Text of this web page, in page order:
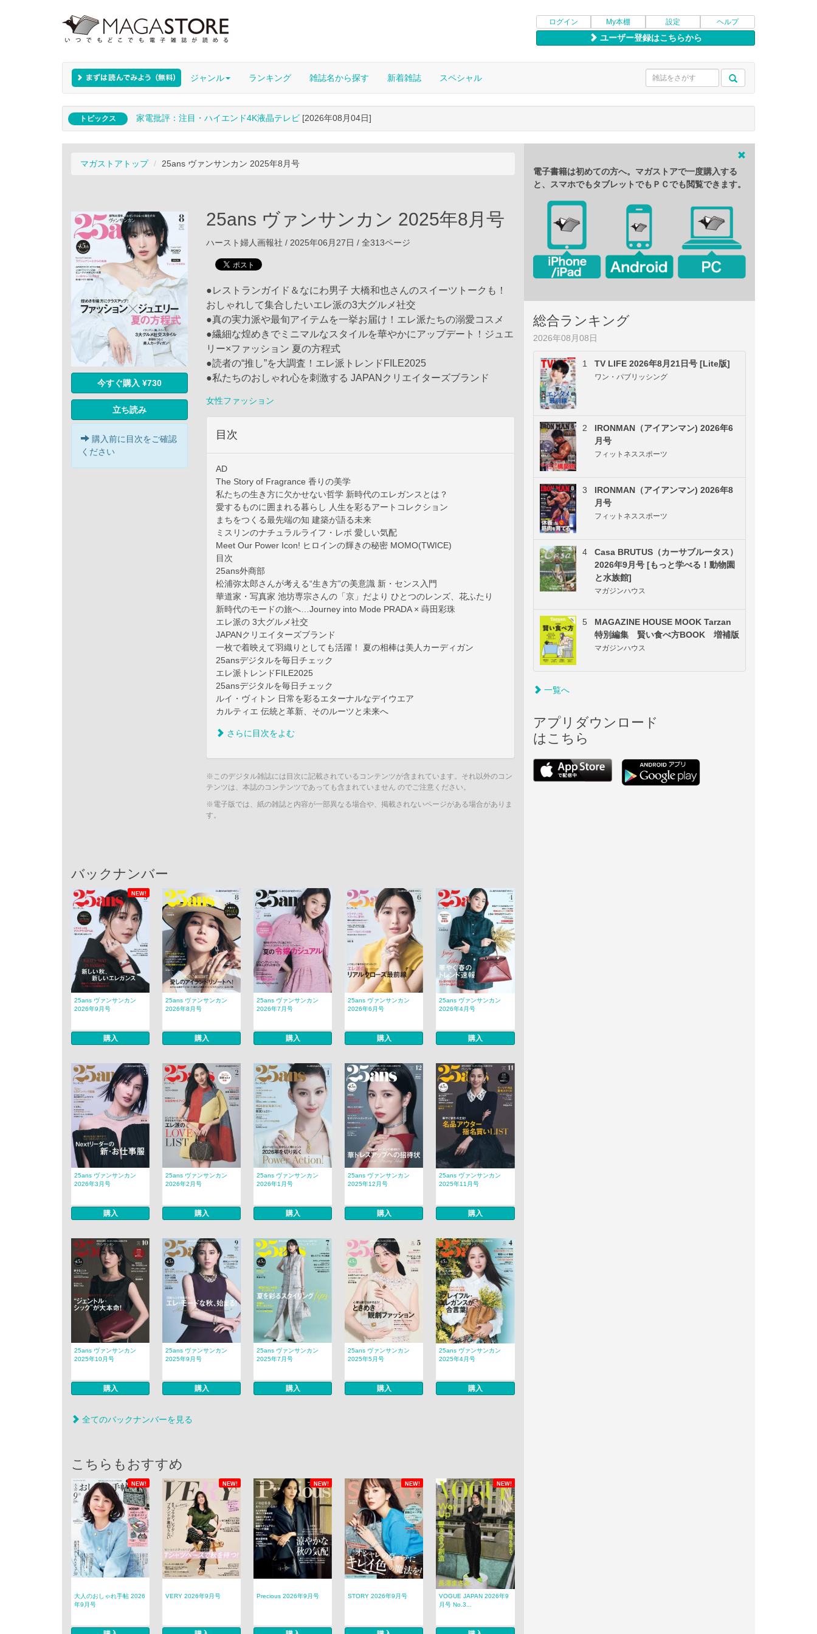
ログイン My本棚 設定 ヘルプ
ユーザー登録はこちらから
ジャンル ランキング 雑誌名から探す 新着雑誌 スペシャル
トピックス 家電批評：注目・ハイエンド4K液晶テレビ [2026年08月04日]
マガストアトップ 25ans ヴァンサンカン 2025年8月号
今すぐ購入 ¥730
立ち読み
購入前に目次をご確認
ください
25ans ヴァンサンカン 2025年8月号
ハースト婦人画報社 / 2025年06月27日 / 全313ページ
●レストランガイド＆なにわ男子 大橋和也さんのスイーツトークも！
おしゃれして集合したいエレ派の3大グルメ社交
●真の実力派や最旬アイテムを一挙お届け！エレ派たちの溺愛コスメ
●繊細な煌めきでミニマルなスタイルを華やかにアップデート！ジュエ
リー×ファッション 夏の方程式
●読者の“推し”を大調査！エレ派トレンドFILE2025
●私たちのおしゃれ心を刺激する JAPANクリエイターズブランド
女性ファッション
目次
AD
The Story of Fragrance 香りの美学
私たちの生き方に欠かせない哲学 新時代のエレガンスとは？
愛するものに囲まれる暮らし 人生を彩るアートコレクション
まちをつくる最先端の知 建築が語る未来
ミスリンのナチュラルライフ・レポ 愛しい気配
Meet Our Power Icon! ヒロインの輝きの秘密 MOMO(TWICE)
目次
25ans外商部
松浦弥太郎さんが考える“生き方”の美意識 新・センス入門
華道家・写真家 池坊専宗さんの「京」だより ひとつのレンズ、花ふたり
新時代のモードの旅へ…Journey into Mode PRADA × 蒔田彩珠
エレ派の 3大グルメ社交
JAPANクリエイターズブランド
一枚で着映えて羽織りとしても活躍！ 夏の相棒は美人カーディガン
25ansデジタルを毎日チェック
エレ派トレンドFILE2025
25ansデジタルを毎日チェック
ルイ・ヴィトン 日常を彩るエターナルなデイウエア
カルティエ 伝統と革新、そのルーツと未来へ
さらに目次をよむ
※このデジタル雑誌には目次に記載されているコンテンツが含まれています。それ以外のコン
テンツは、本誌のコンテンツであっても含まれていません のでご注意ください。
※電子版では、紙の雑誌と内容が一部異なる場合や、掲載されないページがある場合がありま
す。
バックナンバー
NEW!
25ans ヴァンサンカン
2026年9月号
購入
25ans ヴァンサンカン
2026年8月号
購入
25ans ヴァンサンカン
2026年7月号
購入
25ans ヴァンサンカン
2026年6月号
購入
25ans ヴァンサンカン
2026年4月号
購入
25ans ヴァンサンカン
2026年3月号
購入
25ans ヴァンサンカン
2026年2月号
購入
25ans ヴァンサンカン
2026年1月号
購入
25ans ヴァンサンカン
2025年12月号
購入
25ans ヴァンサンカン
2025年11月号
購入
25ans ヴァンサンカン
2025年10月号
購入
25ans ヴァンサンカン
2025年9月号
購入
25ans ヴァンサンカン
2025年7月号
購入
25ans ヴァンサンカン
2025年5月号
購入
25ans ヴァンサンカン
2025年4月号
購入
全てのバックナンバーを見る
こちらもおすすめ
NEW! NEW! NEW! NEW! NEW!
大人のおしゃれ手帖 2026
年9月号
VERY 2026年9月号 Precious 2026年9月号 STORY 2026年9月号
VOGUE JAPAN 2026年9
月号 No.3...
電子書籍は初めての方へ。マガストアで一度購入する
と、スマホでもタブレットでもＰＣでも閲覧できます。
総合ランキング
2026年08月08日
1 TV LIFE 2026年8月21日号 [Lite版]
ワン・パブリッシング
2
IRONMAN（アイアンマン) 2026年6
月号
フィットネススポーツ
3
IRONMAN（アイアンマン) 2026年8
月号
フィットネススポーツ
4
Casa BRUTUS（カーサブルータス）
2026年9月号 [もっと学べる！動物園
と水族館]
マガジンハウス
5
MAGAZINE HOUSE MOOK Tarzan
特別編集 賢い食べ方BOOK 増補版
マガジンハウス
一覧へ
アプリダウンロード
はこちら